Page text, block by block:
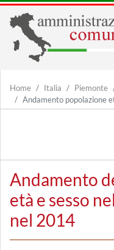
Home Italia Piemonte
Andamento popolazione
Andamento
età e sesso
nel 2014